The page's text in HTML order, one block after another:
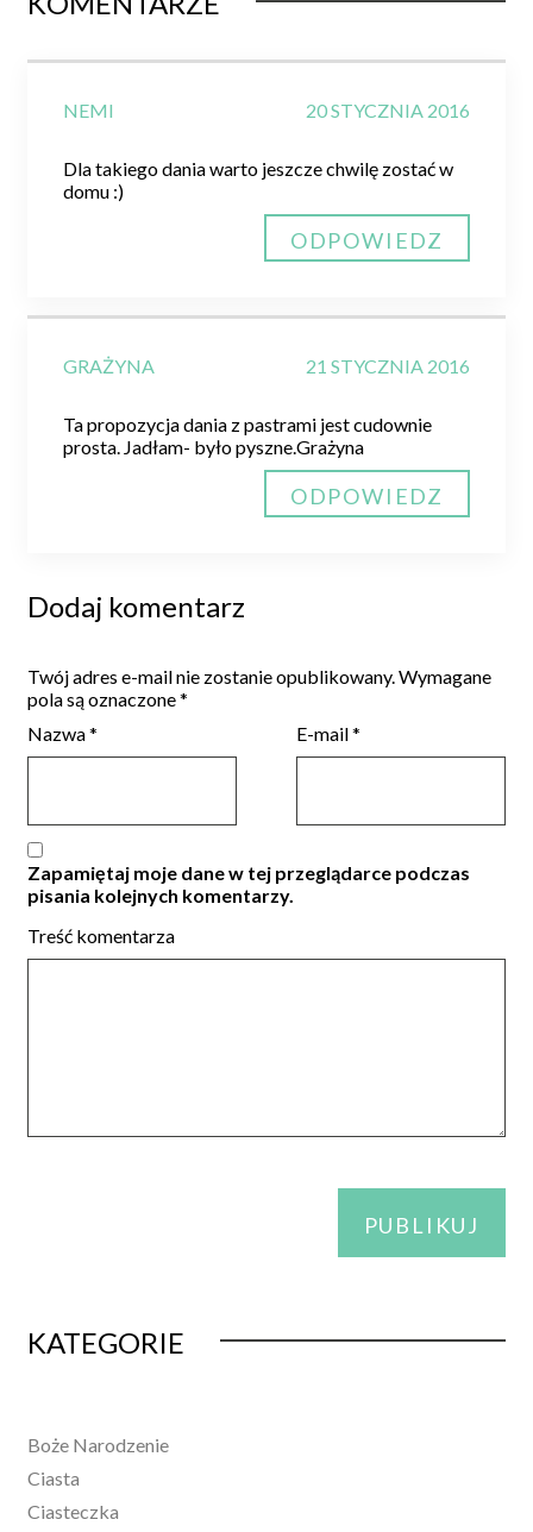
NEMI 20 STYCZNIA 2016
Dla takiego dania warto jeszcze chwilę zostać w
domu :)
ODPOWIEDZ
GRAŻYNA 21 STYCZNIA 2016
Ta propozycja dania z pastrami jest cudownie
prosta. Jadłam- było pyszne.Grażyna
ODPOWIEDZ
Dodaj komentarz
Twój adres e-mail nie zostanie opublikowany.Wymagane
pola są oznaczone*
Nazwa* E-mail*
Zapamiętaj moje dane w tej przeglądarce podczas
pisania kolejnych komentarzy.
Treść komentarza
KATEGORIE
Boże Narodzenie
Ciasta
Ciasteczka